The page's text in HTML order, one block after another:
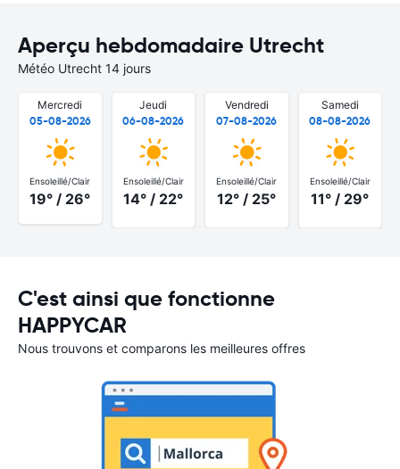
Aperçu hebdomadaire Utrecht
Météo Utrecht 14 jours
Mercredi
05-08-2026
Ensoleillé/Clair
19° / 26°
Jeudi
06-08-2026
Ensoleillé/Clair
14° / 22°
Vendredi
07-08-2026
Ensoleillé/Clair
12° / 25°
Samedi
08-08-2026
Ensoleillé/Clair
11° / 29°
C'est ainsi que fonctionne
HAPPYCAR
Nous trouvons et comparons les meilleures offres